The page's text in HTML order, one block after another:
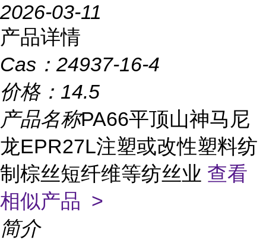
2026-03-11
产品详情
Cas： 24937-16-4
价格： 14.5
产品名称PA66平顶山神马尼
龙EPR27L注塑或改性塑料纺
制棕丝短纤维等纺丝业 查看
相似产品 >
简介